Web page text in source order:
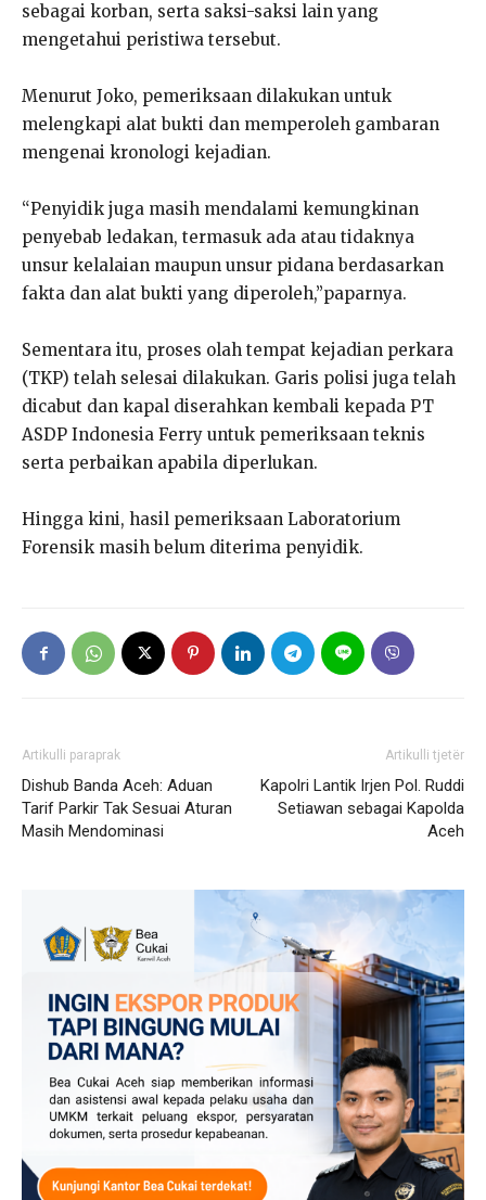
sebagai korban, serta saksi-saksi lain yang
mengetahui peristiwa tersebut.
Menurut Joko, pemeriksaan dilakukan untuk
melengkapi alat bukti dan memperoleh gambaran
mengenai kronologi kejadian.
“Penyidik juga masih mendalami kemungkinan
penyebab ledakan, termasuk ada atau tidaknya
unsur kelalaian maupun unsur pidana berdasarkan
fakta dan alat bukti yang diperoleh,”paparnya.
Sementara itu, proses olah tempat kejadian perkara
(TKP) telah selesai dilakukan. Garis polisi juga telah
dicabut dan kapal diserahkan kembali kepada PT
ASDP Indonesia Ferry untuk pemeriksaan teknis
serta perbaikan apabila diperlukan.
Hingga kini, hasil pemeriksaan Laboratorium
Forensik masih belum diterima penyidik.
Artikulli paraprak
Dishub Banda Aceh: Aduan
Tarif Parkir Tak Sesuai Aturan
Masih Mendominasi
Artikulli tjetër
Kapolri Lantik Irjen Pol. Ruddi
Setiawan sebagai Kapolda
Aceh